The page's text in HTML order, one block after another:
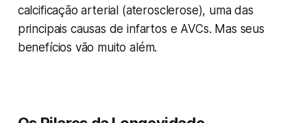
calcificação arterial (aterosclerose), uma das
principais causas de infartos e AVCs. Mas seus
benefícios vão muito além.